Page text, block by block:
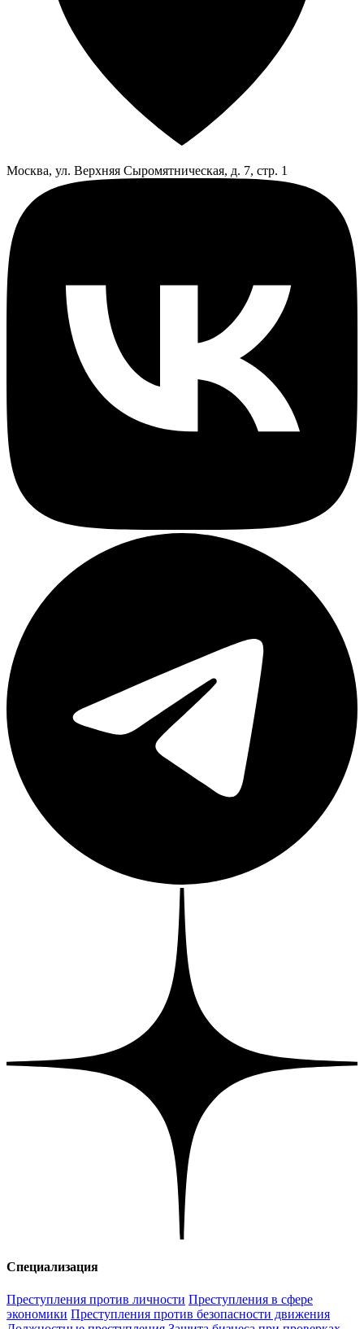
Москва, ул. Верхняя Сыромятническая, д. 7, стр. 1
Специализация
Преступления против личности Преступления в сфере
экономики Преступления против безопасности движения